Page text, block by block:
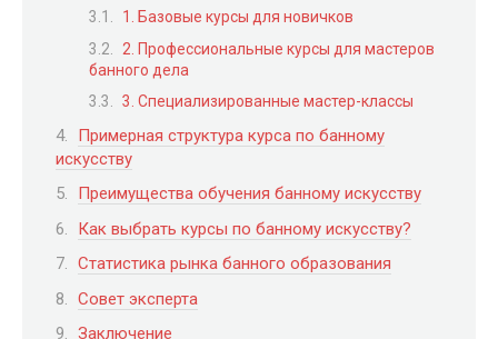
1. Базовые курсы для новичков
2. Профессиональные курсы для мастеров
банного дела
3. Специализированные мастер-классы
Примерная структура курса по банному
искусству
Преимущества обучения банному искусству
Как выбрать курсы по банному искусству?
Статистика рынка банного образования
Совет эксперта
Заключение